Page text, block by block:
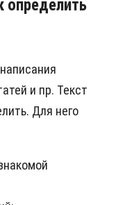
определить
и пр. Текст
Для него